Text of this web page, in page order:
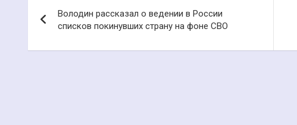
по
записям
Володин рассказал о ведении в России
списков покинувших страну на фоне СВО